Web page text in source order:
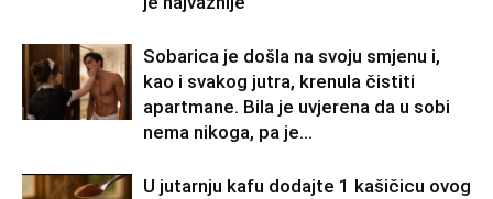
Sobarica je došla na svoju smjenu i,
kao i svakog jutra, krenula čistiti
apartmane. Bila je uvjerena da u sobi
nema nikoga, pa je...
U jutarnju kafu dodajte 1 kašičicu ovog